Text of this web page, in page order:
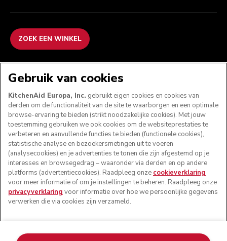
ZOEK EEN WINKEL
VOLG ONS
© KitchenAid 2026 - Alle rechten voorbehouden.
Gebruik van cookies
KitchenAid Europa, Inc. gebruikt eigen cookies en cookies van
derden om de functionaliteit van de site te waarborgen en een optimale
browse-ervaring te bieden (strikt noodzakelijke cookies). Met jouw
toestemming gebruiken we ook cookies om de websiteprestaties te
verbeteren en aanvullende functies te bieden (functionele cookies),
statistische analyse en bezoekersmetingen uit te voeren
(analysecookies) en je advertenties te tonen die zijn afgestemd op je
interesses en browsegedrag – waaronder via derden en op andere
platforms (advertentiecookies). Raadpleeg onze cookieverklaring
voor meer informatie of om je instellingen te beheren. Raadpleeg onze
privacyverklaring voor informatie over hoe we persoonlijke gegevens
verwerken die via cookies zijn verzameld.